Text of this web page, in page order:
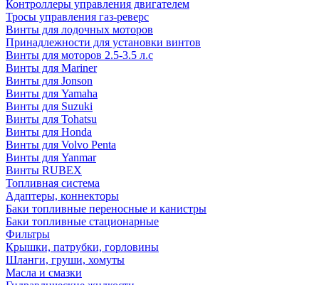
Контроллеры управления двигателем
Тросы управления газ-реверс
Винты для лодочных моторов
Принадлежности для установки винтов
Винты для моторов 2.5-3.5 л.с
Винты для Mariner
Винты для Jonson
Винты для Yamaha
Винты для Suzuki
Винты для Tohatsu
Винты для Honda
Винты для Volvo Penta
Винты для Yanmar
Винты RUBEX
Топливная система
Адаптеры, коннекторы
Баки топливные переносные и канистры
Баки топливные стационарные
Фильтры
Крышки, патрубки, горловины
Шланги, груши, хомуты
Масла и смазки